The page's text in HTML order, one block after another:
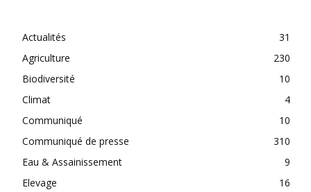
Actualités
31
Agriculture
230
Biodiversité
10
Climat
4
Communiqué
10
Communiqué de presse
310
Eau & Assainissement
9
Elevage
16